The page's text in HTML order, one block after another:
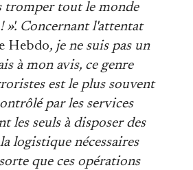
tromper tout le monde
»'. Concernant l'attentat
Hebdo, je ne suis pas un
à mon avis, ce genre
est le plus souvent
par les services
les seuls à disposer des
logistique nécessaires
que ces opérations